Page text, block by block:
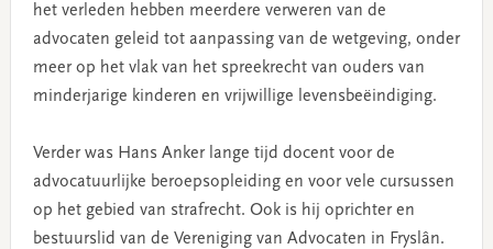
het verleden hebben meerdere verweren van de
advocaten geleid tot aanpassing van de wetgeving, onder
meer op het vlak van het spreekrecht van ouders van
minderjarige kinderen en vrijwillige levensbeëindiging.
Verder was Hans Anker lange tijd docent voor de
advocatuurlijke beroepsopleiding en voor vele cursussen
op het gebied van strafrecht. Ook is hij oprichter en
bestuurslid van de Vereniging van Advocaten in Fryslân.